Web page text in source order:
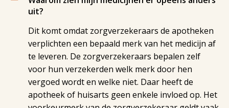
uit?
Dit komt omdat zorgverzekeraars de apotheken
verplichten een bepaald merk van het medicijn af
te leveren. De zorgverzekeraars bepalen zelf
voor hun verzekerden welk merk door hen
vergoed wordt en welke niet. Daar heeft de
apotheek of huisarts geen enkele invloed op. Het